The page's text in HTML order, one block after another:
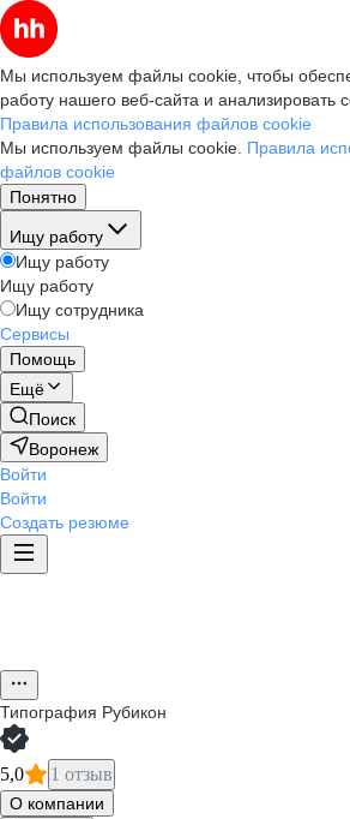
Мы используем файлы cookie, чтобы
работу нашего веб-сайта и анализировать
Правила использования файлов cookie
Мы используем файлы cookie. Правила
файлов cookie
Понятно
Ищу работу
Ищу работу
Ищу работу
Ищу сотрудника
Сервисы
Помощь
Ещё
Поиск
Воронеж
Войти
Войти
Создать резюме
Типография Рубикон
5,0 1 отзыв
О компании